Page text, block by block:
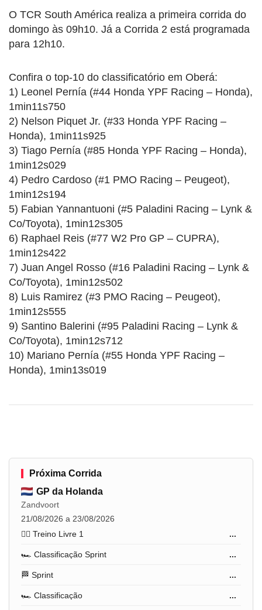
O TCR South América realiza a primeira corrida do
domingo às 09h10. Já a Corrida 2 está programada
para 12h10.
Confira o top-10 do classificatório em Oberá:
1) Leonel Pernía (#44 Honda YPF Racing – Honda),
1min11s750
2) Nelson Piquet Jr. (#33 Honda YPF Racing –
Honda), 1min11s925
3) Tiago Pernía (#85 Honda YPF Racing – Honda),
1min12s029
4) Pedro Cardoso (#1 PMO Racing – Peugeot),
1min12s194
5) Fabian Yannantuoni (#5 Paladini Racing – Lynk &
Co/Toyota), 1min12s305
6) Raphael Reis (#77 W2 Pro GP – CUPRA),
1min12s422
7) Juan Angel Rosso (#16 Paladini Racing – Lynk &
Co/Toyota), 1min12s502
8) Luis Ramirez (#3 PMO Racing – Peugeot),
1min12s555
9) Santino Balerini (#95 Paladini Racing – Lynk &
Co/Toyota), 1min12s712
10) Mariano Pernía (#55 Honda YPF Racing –
Honda), 1min13s019
Próxima Corrida
GP da Holanda
Zandvoort
21/08/2026 a 23/08/2026
🏋️‍♂️ Treino Livre 1
...
🏎️ Classificação Sprint ...
🏁 Sprint ...
🏎️ Classificação ...